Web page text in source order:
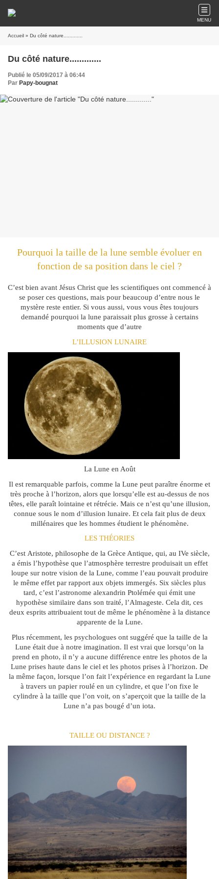
MENU
Accueil » Du côté nature.............
Du côté nature.............
Publié le 05/09/2017 à 06:44
Par Papy-bougnat
Pourquoi la taille de la lune semble évoluer en
fonction de sa position dans le ciel ?
C’est bien avant Jésus Christ que les scientifiques ont commencé à
se poser ces questions, mais pour beaucoup d’entre nous le
mystère reste entier. Si vous aussi, vous vous êtes toujours
demandé pourquoi la lune paraissait plus grosse à certains
moments que d’autre
L’ILLUSION LUNAIRE
La Lune en Août
Il est remarquable parfois, comme la Lune peut paraître énorme et
très proche à l’horizon, alors que lorsqu’elle est au-dessus de nos
têtes, elle paraît lointaine et rétrécie. Mais ce n’est qu’une illusion,
connue sous le nom d’illusion lunaire. Et cela fait plus de deux
millénaires que les hommes étudient le phénomène.
LES THÉORIES
C’est Aristote, philosophe de la Grèce Antique, qui, au IVe siècle,
a émis l’hypothèse que l’atmosphère terrestre produisait un effet
loupe sur notre vision de la Lune, comme l’eau pouvait produire
le même effet par rapport aux objets immergés. Six siècles plus
tard, c’est l’astronome alexandrin Ptolémée qui émit une
hypothèse similaire dans son traité, l’Almageste. Cela dit, ces
deux esprits attribuaient tout de même le phénomène à la distance
apparente de la Lune.
Plus récemment, les psychologues ont suggéré que la taille de la
Lune était due à notre imagination. Il est vrai que lorsqu’on la
prend en photo, il n’y a aucune différence entre les photos de la
Lune prises haute dans le ciel et les photos prises à l’horizon. De
la même façon, lorsque l’on fait l’expérience en regardant la Lune
à travers un papier roulé en un cylindre, et que l’on fixe le
cylindre à la taille que l’on voit, on s’aperçoit que la taille de la
Lune n’a pas bougé d’un iota.
TAILLE OU DISTANCE ?